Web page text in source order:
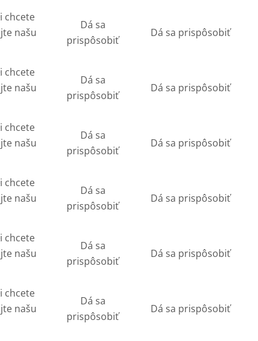
chcete
našu
Dá sa
prispôsobiť
Dá sa prispôsobiť
chcete
našu
Dá sa
prispôsobiť
Dá sa prispôsobiť
chcete
našu
Dá sa
prispôsobiť
Dá sa prispôsobiť
chcete
našu
Dá sa
prispôsobiť
Dá sa prispôsobiť
chcete
našu
Dá sa
prispôsobiť
Dá sa prispôsobiť
chcete
našu
Dá sa
prispôsobiť
Dá sa prispôsobiť